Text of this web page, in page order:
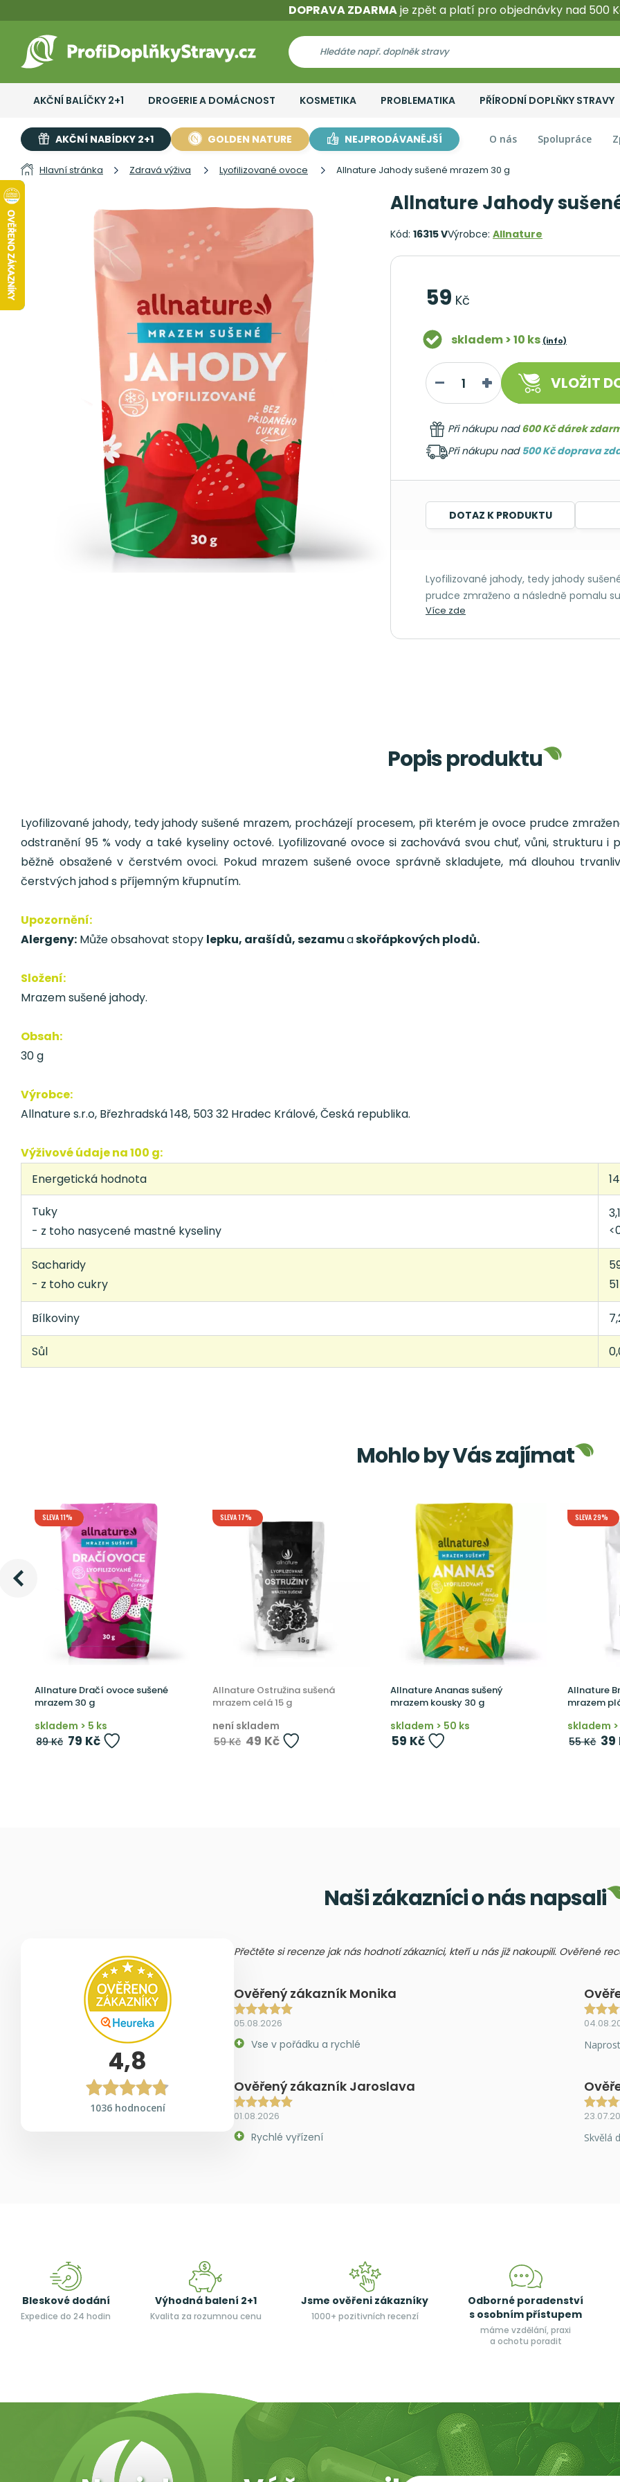
DOPRAVA ZDARMAje zpět a platí pro objednávky nad 500
AKČNÍ BALÍČKY 2+1 DROGERIE A DOMÁCNOST KOSMETIKA PROBLEMATIKA PŘÍRODNÍ DOPLŇKY STRAVY
AKČNÍ NABÍDKY 2+1 GOLDEN NATURE NEJPRODÁVANĚJŠÍ O nás Spolupráce
Hlavní stránka Zdravá výživa Lyofilizované ovoce Allnature Jahody sušené mrazem 30 g
Allnature Jahody
Kód: 16315 VVýrobce: Allnature
59 Kč
skladem > 10 ks (info)
VLOŽIT
Při nákupu nad600 Kč dárek
Při nákupu nad 500 Kč doprava
DOTAZ K PRODUKTU
Lyofilizované jahody, tedy jahody
prudce zmraženo a následně pomalu
Více zde
Popis produktu
Lyofilizované jahody, tedy jahody sušené mrazem, procházejí procesem, při kterém je ovoce prudce
odstranění 95 % vody a také kyseliny octové. Lyofilizované ovoce si zachovává svou chuť, vůni, strukturu
běžně obsažené v čerstvém ovoci. Pokud mrazem sušené ovoce správně skladujete, má dlouhou
čerstvých jahod s příjemným křupnutím.
Upozornění:
Alergeny: Může obsahovat stopy lepku, arašídů, sezamuaskořápkových plodů.
Složení:
Mrazem sušené jahody.
Obsah:
30 g
Výrobce:
Allnature s.r.o, Březhradská 148, 503 32 Hradec Králové, Česká republika.
Výživové údaje na 100 g:
Energetická hodnota
Tuky
- z toho nasycené mastné kyseliny
Sacharidy
- z toho cukry
Bílkoviny
Sůl
Mohlo by Vás zajímat
SLEVA 11%
Allnature Dračí ovoce sušené
mrazem 30 g
skladem > 5 ks
89 Kč 79 Kč
SLEVA 17%
Allnature Ostružina sušená
mrazem celá 15 g
není skladem
59 Kč 49 Kč
Allnature Ananas sušený
mrazem kousky 30 g
skladem > 50 ks
59 Kč
SLEVA 29%
Allnature
mrazem
skladem >
55 Kč 39
Naši zákazníci o nás napsali
4,8
1036 hodnocení
Přečtěte si recenze jak nás hodnotí zákazníci, kteří u nás již nakoupili. Ověřené
Ověřený zákazník Monika
05.08.2026
Vse v pořádku a rychlé
Ověřený zákazník Jaroslava
01.08.2026
Rychlé vyřízení
Skvělá
Bleskové dodání
Expedice do 24 hodin
Výhodná balení 2+1
Kvalita za rozumnou cenu
Jsme ověřeni zákazníky
1000+ pozitivních recenzí
Odborné poradenství
s osobním přístupem
máme vzdělání, praxi
a ochotu poradit